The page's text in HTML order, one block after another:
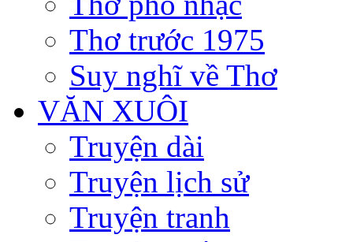
Thơ trước 1975
Suy nghĩ về Thơ
VĂN XUÔI
Truyện dài
Truyện lịch sử
Truyện tranh